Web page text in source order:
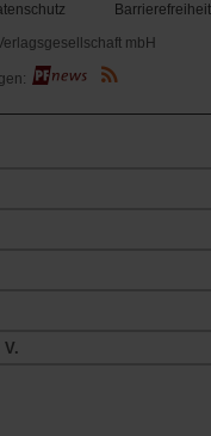
Barrierefreiheit
mbH
(Öffnet
in
neuen
V.